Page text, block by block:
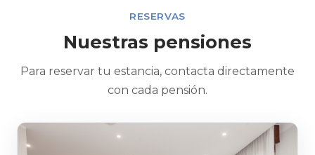
RESERVAS
Nuestras pensiones
Para reservar tu estancia, contacta directamente
con cada pensión.